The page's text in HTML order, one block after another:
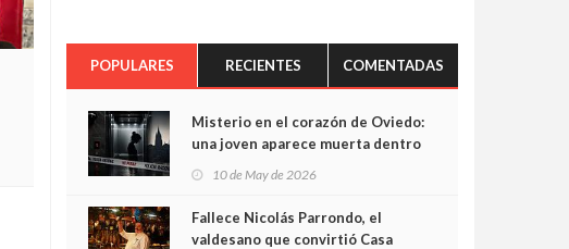
POPULARES RECIENTES COMENTADAS
Misterio en el corazón de Oviedo:
una joven aparece muerta dentro
cámaras captan sus últimos
minutos
10 de May de 2026
Fallece Nicolás Parrondo, el
valdesano que convirtió Casa